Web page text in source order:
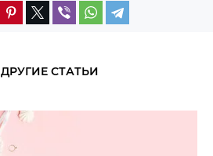
ДРУГИЕ СТАТЬИ